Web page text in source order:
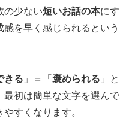
の少ない短いお話の本にす
感を早く感じられるとい
きる 」＝「 褒められる 」
最初は簡単な文字を選ん
すくなります。